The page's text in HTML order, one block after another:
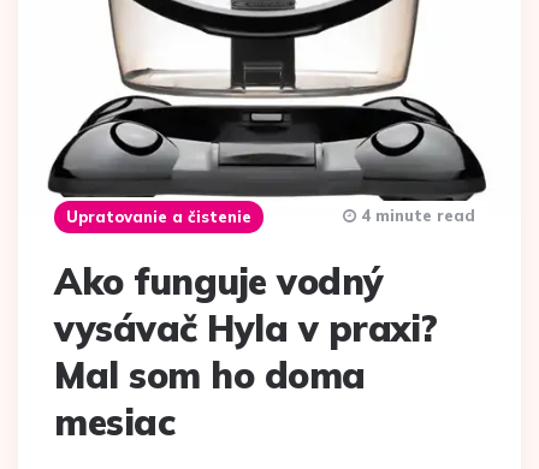
Upratovanie a čistenie
Ako funguje vodný
vysávač Hyla v praxi?
Mal som ho doma
mesiac
4 minute read